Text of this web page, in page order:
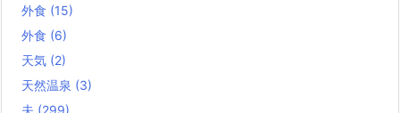
外食 (15)
外食 (6)
天気 (2)
天然温泉 (3)
夫 (299)